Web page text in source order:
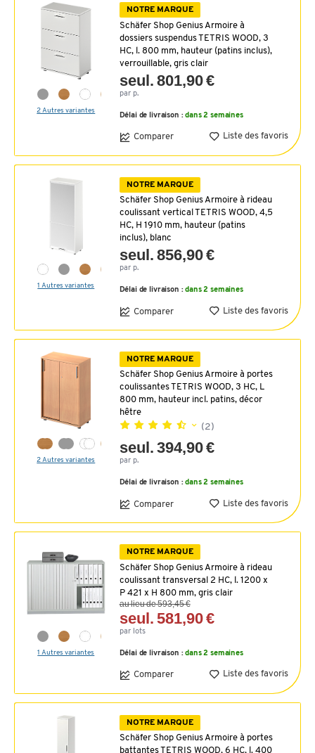
2 Autres variantes
NOTRE MARQUE
Schäfer Shop Genius Armoire à
dossiers suspendus TETRIS WOOD, 3
HC, l. 800 mm, hauteur (patins inclus),
verrouillable, gris clair
seul. 801,90 €
par p.
Délai de livraison :dans 2 semaines
Comparer Liste des favoris
1 Autres variantes
NOTRE MARQUE
Schäfer Shop Genius Armoire à rideau
coulissant vertical TETRIS WOOD, 4,5
HC, H 1910 mm, hauteur (patins
inclus), blanc
seul. 856,90 €
par p.
Délai de livraison :dans 2 semaines
Comparer Liste des favoris
2 Autres variantes
NOTRE MARQUE
Schäfer Shop Genius Armoire à portes
coulissantes TETRIS WOOD, 3 HC, L
800 mm, hauteur incl. patins, décor
hêtre
(2)
seul. 394,90 €
par p.
Délai de livraison :dans 2 semaines
Comparer Liste des favoris
1 Autres variantes
NOTRE MARQUE
Schäfer Shop Genius Armoire à rideau
coulissant transversal 2 HC, l. 1200 x
P 421 x H 800 mm, gris clair
au lieu de 593,45 €
seul. 581,90 €
par lots
Délai de livraison :dans 2 semaines
Comparer Liste des favoris
NOTRE MARQUE
Schäfer Shop Genius Armoire à portes
battantes TETRIS WOOD, 6 HC, l. 400